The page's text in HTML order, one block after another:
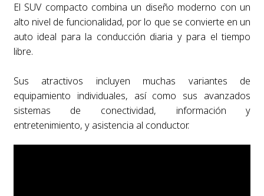
El SUV compacto combina un diseño moderno con un
alto nivel de funcionalidad, por lo que se convierte en un
auto ideal para la conducción diaria y para el tiempo
libre.
Sus atractivos incluyen muchas variantes de
equipamiento individuales, así como sus avanzados
sistemas de conectividad, información y
entretenimiento, y asistencia al conductor.